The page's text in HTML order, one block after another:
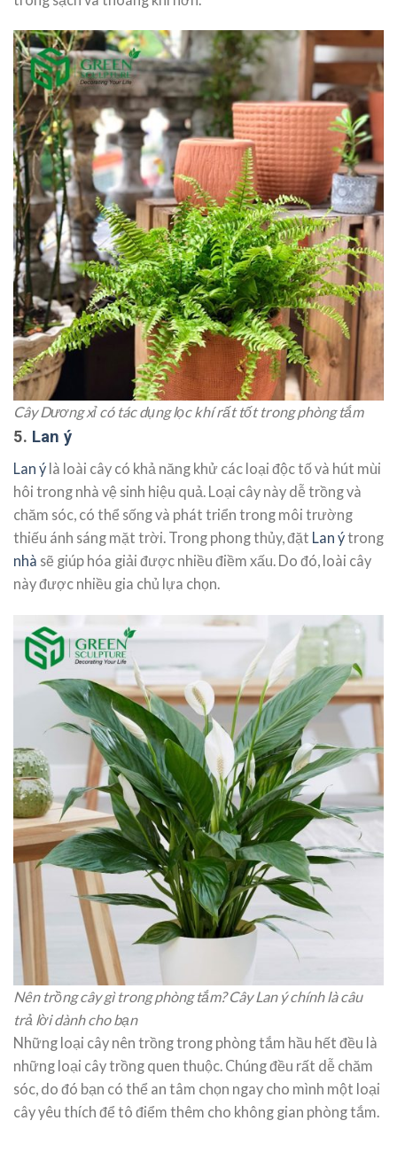
Cây Dương xỉ có tác dụng lọc khí rất tốt trong phòng tắm
5. Lan ý
Lan ý là loài cây có khả năng khử các loại độc tố và hút mùi
hôi trong nhà vệ sinh hiệu quả. Loại cây này dễ trồng và
chăm sóc, có thể sống và phát triển trong môi trường
thiếu ánh sáng mặt trời. Trong phong thủy, đặt Lan ýtrong
nhà sẽ giúp hóa giải được nhiều điềm xấu. Do đó, loài cây
này được nhiều gia chủ lựa chọn.
Nên trồng cây gì trong phòng tắm? Cây Lan ý chính là câu
trả lời dành cho bạn
Những loại cây nên trồng trong phòng tắm hầu hết đều là
những loại cây trồng quen thuộc. Chúng đều rất dễ chăm
sóc, do đó bạn có thể an tâm chọn ngay cho mình một loại
cây yêu thích để tô điểm thêm cho không gian phòng tắm.